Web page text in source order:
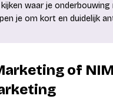
waar je
je om kort en duidelijk
of